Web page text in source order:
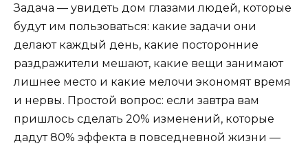
Задача — увидеть дом глазами людей, которые
будут им пользоваться: какие задачи они
делают каждый день, какие посторонние
раздражители мешают, какие вещи занимают
лишнее место и какие мелочи экономят время
и нервы. Простой вопрос: если завтра вам
пришлось сделать 20% изменений, которые
дадут 80% эффекта в повседневной жизни —